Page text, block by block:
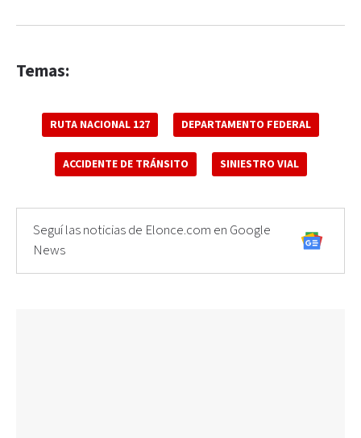
Temas:
RUTA NACIONAL 127 DEPARTAMENTO FEDERAL
ACCIDENTE DE TRÁNSITO SINIESTRO VIAL
Seguí las noticias de Elonce.com en Google
News